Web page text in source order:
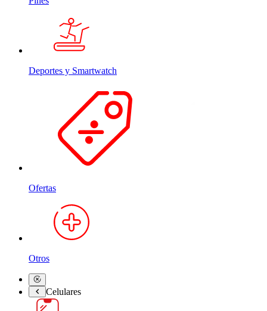
Deportes y Smartwatch
Ofertas
Otros
Celulares